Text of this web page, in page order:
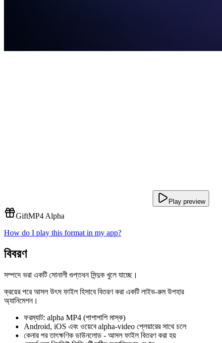
Play preview
GiftMP4 Alpha
How do I play this format in my app?
বিবরণ
সম্পদে ভরা একটি সোনালী গুপ্তধন সিন্দুক খুলে যাচ্ছে।
ক্রয়ের পরে আসল উৎস ফাইল হিসাবে বিতরণ করা একটি লাইভ-রুম উপহার
অ্যানিমেশন।
ফরম্যাট: alpha MP4 (পাশাপাশি মাস্ক)
Android, iOS এবং ওয়েবে alpha-video প্লেয়ারের সাথে চলে
কেনার পর তাৎক্ষণিক ডাউনলোড - আসল ফাইল বিতরণ করা হয়